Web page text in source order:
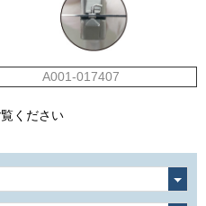
A001-017407
ください